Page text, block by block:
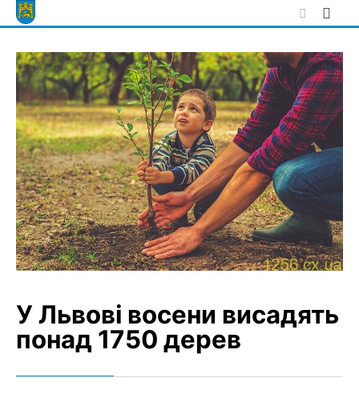
Skip
to
У Львові восени висадять
понад 1750 дерев